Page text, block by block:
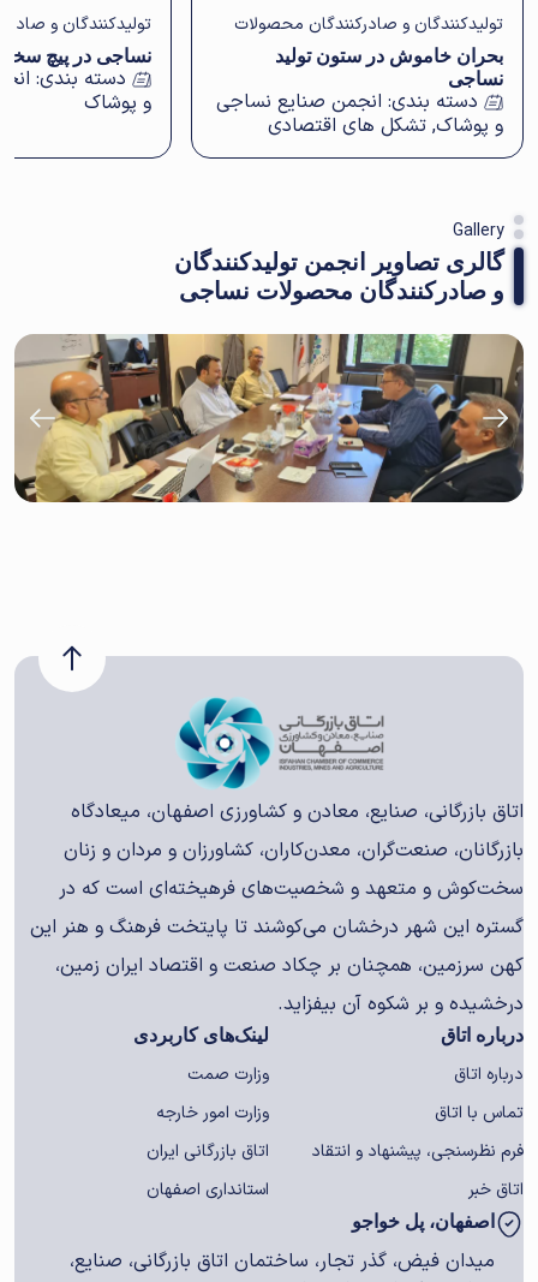
تولیدکنندگان و صادرکنندگان محصولات
نساجی استان اصفهان
بحران خاموش در ستون تولید
نساجی
دسته بندی: انجمن صنایع نساجی
و پوشاک, تشکل های اقتصادی
تولیدکنندگان و
نساجی استان اصفهان
نساجی در پیچ
دسته بندی:
و پوشاک
Gallery
گالری تصاویر انجمن تولیدکنندگان
و صادرکنندگان محصولات نساجی
اتاق بازرگانی، صنایع، معادن و کشاورزی اصفهان، میعادگاه
بازرگانان، صنعت‌گران، معدن‌کاران، کشاورزان و مردان و زنان
سخت‌کوش و متعهد و شخصیت‌های فرهیخته‌ای است که در
گستره این شهر درخشان می‌کوشند تا پایتخت فرهنگ و هنر این
کهن سرزمین، همچنان بر چکاد صنعت و اقتصاد ایران زمین،
درخشیده و بر شکوه آن بیفزاید.
درباره اتاق
درباره اتاق
تماس با اتاق
فرم نظرسنجی، پیشنهاد و انتقاد
اتاق خبر
لینک‌های کاربردی
وزارت صمت
وزارت امور خارجه
اتاق بازرگانی ایران
استانداری اصفهان
اصفهان، پل خواجو
میدان فیض، گذر تجار، ساختمان اتاق بازرگانی، صنایع،